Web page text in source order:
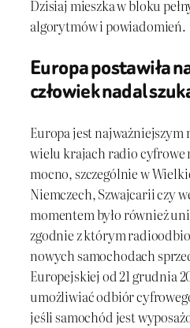
Dzisiaj mieszka w bloku
algorytmów i powiadomień.
Europa postawiła
człowiek nadal
Europa jest najważniejszym
wielu krajach radio cyfrowe
mocno, szczególnie w
Niemczech, Szwajcarii czy
momentem było również
zgodnie z którym
nowych samochodach
Europejskiej od 21 grudnia
umożliwiać odbiór
jeśli samochód jest